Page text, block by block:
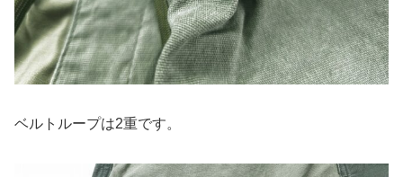
ベルトループは2重です。